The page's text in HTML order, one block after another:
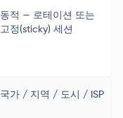
동적 — 로테이션 또는
고정(sticky) 세션
국가 / 지역 / 도시 / ISP